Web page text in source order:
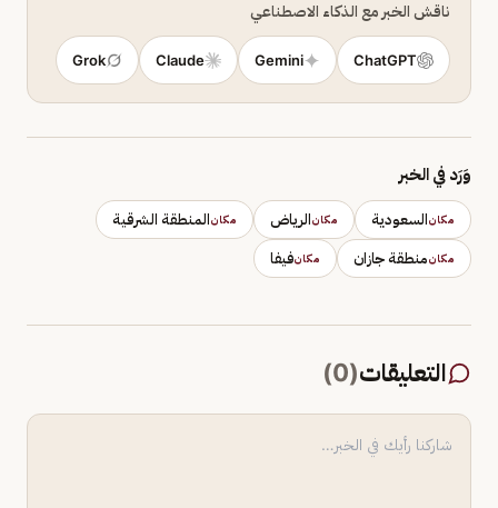
ناقش الخبر مع الذكاء الاصطناعي
ChatGPT
Gemini
Claude
Grok
وَرَد في الخبر
مكانالسعودية مكانالرياض مكانالمنطقة الشرقية
مكانمنطقة جازان مكانفيفا
التعليقات(
0
)